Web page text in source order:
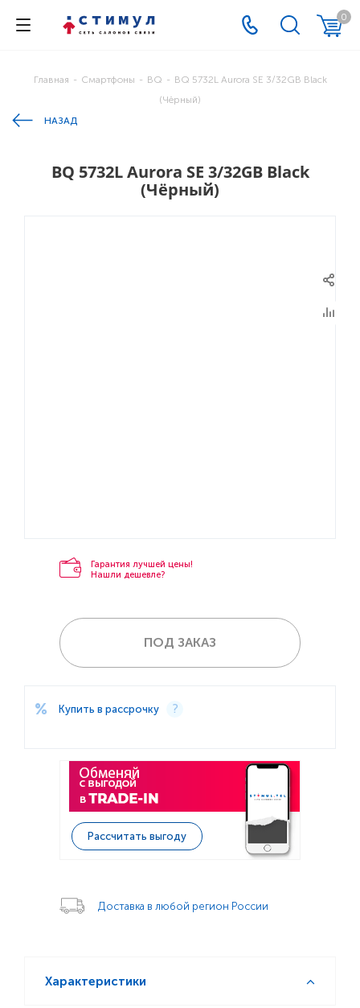
0
Главная - Смартфоны - BQ - BQ 5732L Aurora SE 3/32GB Black
(Чёрный)
НАЗАД
BQ 5732L Aurora SE 3/32GB Black
(Чёрный)
Гарантия лучшей цены!
Нашли дешевле?
ПОД ЗАКАЗ
Купить в рассрочку
Рассчитать выгоду
Доставка в любой регион России
Характеристики